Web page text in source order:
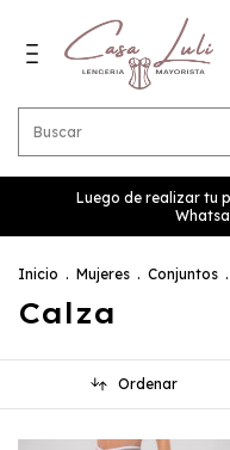
Luego de realizar tu
Inicio . Mujeres . Conjuntos .
Calza
Ordenar